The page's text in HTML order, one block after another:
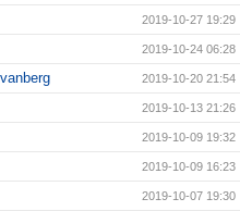
2019-10-27 19:29
2019-10-24 06:28
2019-10-20 21:54
2019-10-13 21:26
2019-10-09 19:32
2019-10-09 16:23
2019-10-07 19:30